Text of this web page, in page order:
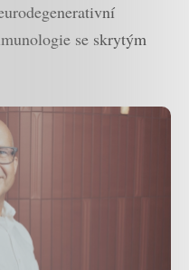
se skrytým